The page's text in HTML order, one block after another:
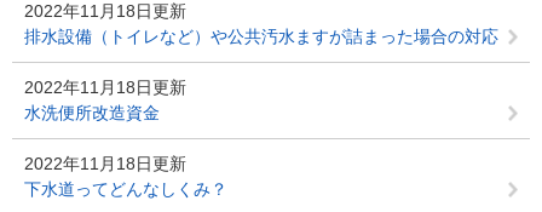
2022年11月18日更新
排水設備（トイレなど）や公共汚水ますが詰まった場合の対応
2022年11月18日更新
水洗便所改造資金
2022年11月18日更新
下水道ってどんなしくみ？